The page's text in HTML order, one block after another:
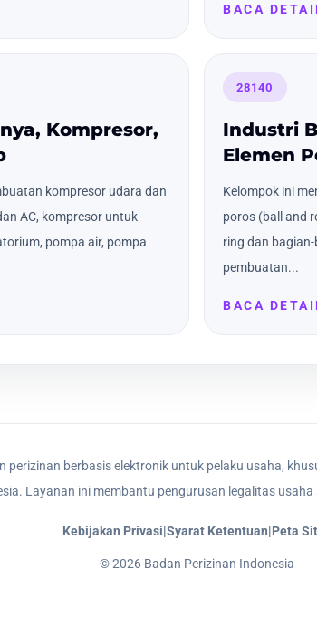
BACA
Kompresor,
kompresor udara dan
AC, kompresor untuk
pompa air, pompa
28140
Industri
Elemen
Kelompok ini
poros (ball and
ring dan
pembuatan...
BACA
perizinan berbasis elektronik untuk pelaku usaha,
Layanan ini membantu pengurusan legalitas
Kebijakan Privasi|Syarat Ketentuan|Peta
©2026Badan Perizinan Indonesia